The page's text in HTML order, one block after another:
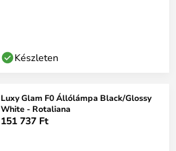
Készleten
Luxy Glam F0 Állólámpa Black/Glossy
White - Rotaliana
151 737 Ft